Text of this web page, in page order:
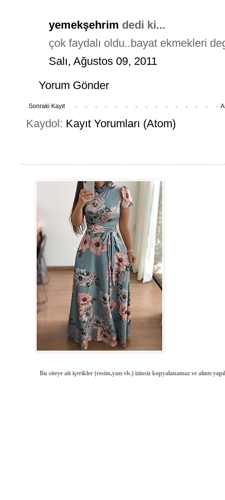
yemekşehrim dedi ki...
çok faydalı oldu..bayat ekmekleri
Salı, Ağustos 09, 2011
Yorum Gönder
Sonraki Kayıt
Kaydol: Kayıt Yorumları (Atom)
Bu siteye ait içerikler (resim,yazı vb.) izinsiz kopyalanamaz ve alıntı